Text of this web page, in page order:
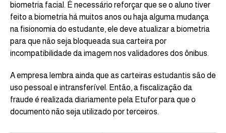
biometria facial. É necessário reforçar que se o aluno tiver
feito a biometria há muitos anos ou haja alguma mudança
na fisionomia do estudante, ele deve atualizar a biometria
para que não seja bloqueada sua carteira por
incompatibilidade da imagem nos validadores dos ônibus.
A empresa lembra ainda que as carteiras estudantis são de
uso pessoal e intransferível. Então, a fiscalização da
fraude é realizada diariamente pela Etufor para que o
documento não seja utilizado por terceiros.